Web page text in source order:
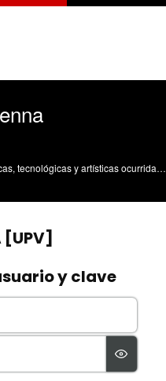
Divulgación de las actividades científicas, tecnológicas y artísticas ocurridas en los tres campus de la UPV